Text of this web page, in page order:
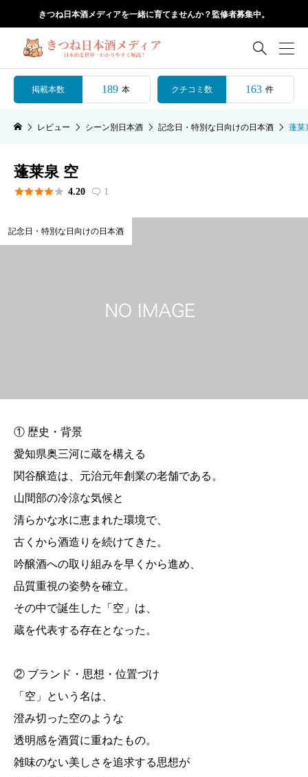
きつね日本酒メディアを一緒に育てませんか？監修者募集中。

掲載本数 189 本 クチコミ数 163 件
レビュー シーン別日本酒 記念日・特別な日向けの日本酒 蓬莱
蓬莱泉 空
 4.20  1
記念日・特別な日向けの日本酒
① 歴史・背景
愛知県奥三河に蔵を構える
関谷醸造は、元治元年創業の老舗である。
山間部の冷涼な気候と
清らかな水に恵まれた環境で、
古くから酒造りを続けてきた。
吟醸酒への取り組みを早くから進め、
品質重視の姿勢を確立。
その中で誕生した「空」は、
蔵を代表する存在となった。
② ブランド・思想・位置づけ
「空」という名は、
澄み切った空のような
透明感を酒質に重ねたもの。
雑味のない美しさを追求する思想が